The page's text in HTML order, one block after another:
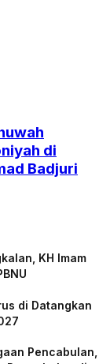
di
Badjuri
KH Imam
di Datangkan
Pencabulan,